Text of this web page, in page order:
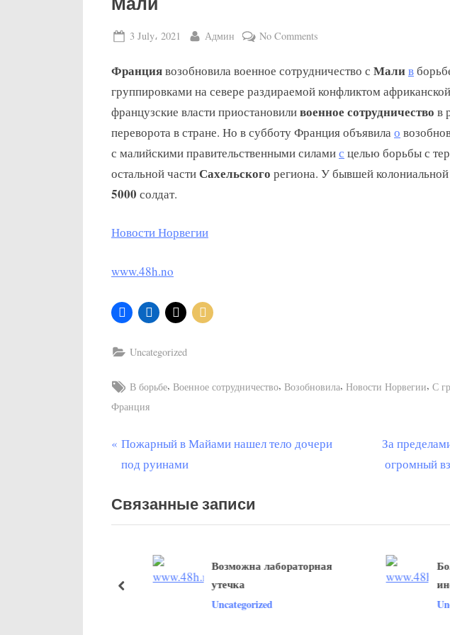
Мали
Posted
3 July، 2021 By
Админ No Comments
возобновила
военное
Мали
Франциявозобновила военное сотрудничество с Малив
группировками на севере раздираемой конфликтом
французские власти приостановиливоенное сотрудничество в
переворота в стране. Но в субботу Франция объявилао
с малийскими правительственными силамис целью борьбы с
остальной частиСахельского региона. У бывшей
5000 солдат.
Новости Норвегии
www.48h.no
Uncategorized
Tags:
В борьбе, Военное сотрудничество, Возобновила, Новости Норвегии, С
Франция
Post
П
р
д
ы
щ
Пожарный в Майами нашел тело дочери
под руинами
С
л
у
щ
а
За
огромный
Связанные записи
Возможна лабораторная
утечка
Uncategorized
пред